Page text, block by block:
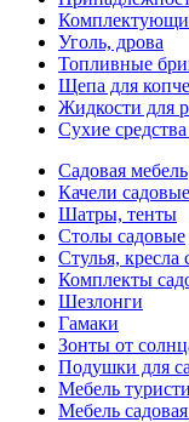
Уголь, дрова
Топливные
Щепа для
Жидкости для
Сухие
Садовая мебель
Качели садовые
Шатры, тенты
Столы садовые
Стулья, кресла
Комплекты
Шезлонги
Гамаки
Зонты от
Подушки для
Мебель
Мебель садовая